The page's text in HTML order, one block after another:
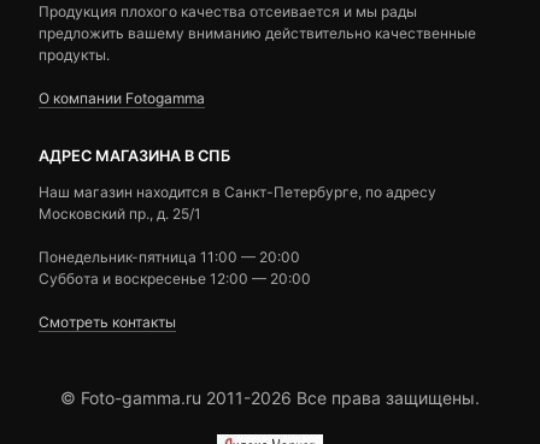
Продукция плохого качества отсеивается и мы рады
предложить вашему вниманию действительно качественные
продукты.
О компании Fotogamma
АДРЕС МАГАЗИНА В СПБ
Наш магазин находится в Санкт-Петербурге, по адресу
Московский пр., д. 25/1
Понедельник-пятница 11:00 — 20:00
Суббота и воскресенье 12:00 — 20:00
Смотреть контакты
© Foto-gamma.ru 2011-2026 Все права защищены.